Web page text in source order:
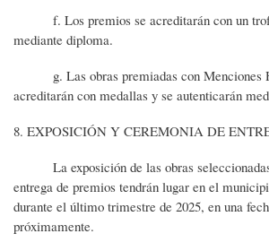
f. Los premios se acreditarán con un
mediante diploma.
g. Las obras premiadas con Menciones
acreditarán con medallas y se autenticarán
8. EXPOSICIÓN Y CEREMONIA DE
La exposición de las obras
entrega de premios tendrán lugar en el
durante el último trimestre de 2025, en una
próximamente.